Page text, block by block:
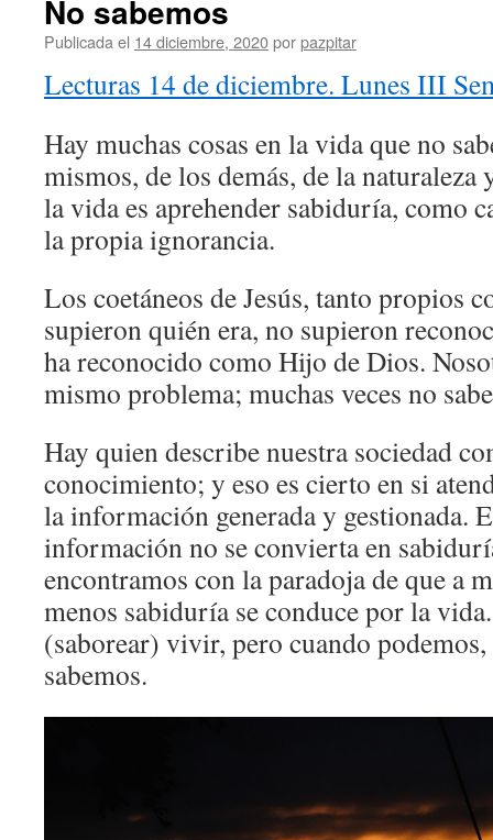
No sabemos
Publicada el 14 diciembre, 2020porpazpitar
Lecturas 14 de diciembre. Lunes III
Hay muchas cosas en la vida que no
mismos, de los demás, de la
la vida es aprehender sabiduría, como
la propia ignorancia.
Los coetáneos de Jesús, tanto propios
supieron quién era, no supieron
ha reconocido como Hijo de Dios.
mismo problema; muchas veces no
Hay quien describe nuestra sociedad
conocimiento; y eso es cierto en si
la información generada y gestionada.
información no se convierta en
encontramos con la paradoja de que a
menos sabiduría se conduce por la
(saborear) vivir, pero cuando
sabemos.